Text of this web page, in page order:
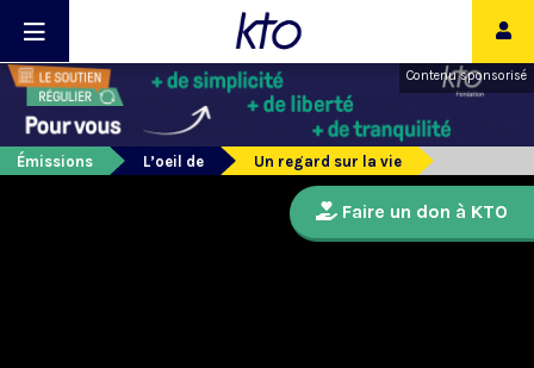
Contenu sponsorisé
Émissions L’oeil de Un regard sur la vie
Faire un don à KTO